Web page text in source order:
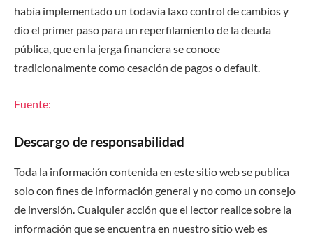
había implementado un todavía laxo control de cambios y
dio el primer paso para un reperfilamiento de la deuda
pública, que en la jerga financiera se conoce
tradicionalmente como cesación de pagos o default.
Fuente:
Descargo de responsabilidad
Toda la información contenida en este sitio web se publica
solo con fines de información general y no como un consejo
de inversión. Cualquier acción que el lector realice sobre la
información que se encuentra en nuestro sitio web es